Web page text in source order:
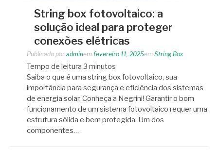
String box fotovoltaico: a
solução ideal para proteger
conexões elétricas
Publicado por adminem fevereiro 11, 2025em String Box
Tempo de leitura 3 minutos
Saiba o que é uma string box fotovoltaico, sua
importância para segurança e eficiência dos sistemas
de energia solar. Conheça a Negrini! Garantir o bom
funcionamento de um sistema fotovoltaico requer uma
estrutura sólida e bem protegida. Um dos
componentes…